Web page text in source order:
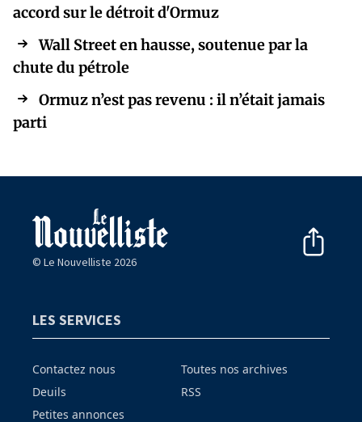
accord sur le détroit d'Ormuz
Wall Street en hausse, soutenue par la
chute du pétrole
Ormuz n’est pas revenu : il n’était jamais
parti
© Le Nouvelliste 2026
LES SERVICES
Contactez nous
Deuils
Petites annonces
Toutes nos archives
RSS